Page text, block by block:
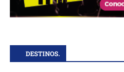
DESTINOS.